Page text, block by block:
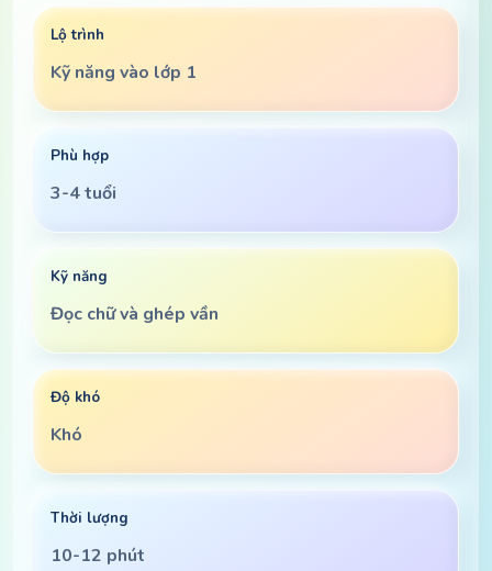
Lộ trình
Kỹ năng vào lớp 1
Phù hợp
3-4 tuổi
Kỹ năng
Đọc chữ và ghép vần
Độ khó
Khó
Thời lượng
10-12 phút